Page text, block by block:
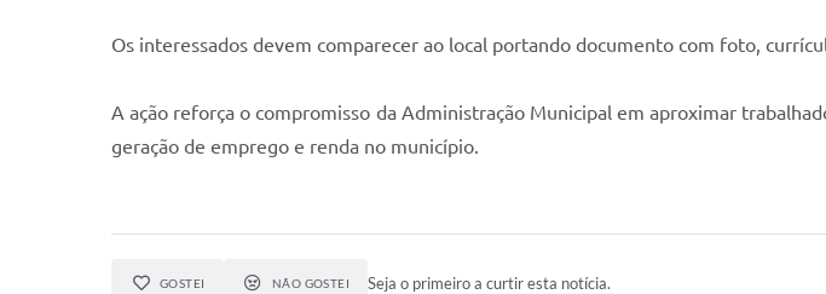
Os interessados devem comparecer ao local portando documento com foto,
A ação reforça o compromisso da Administração Municipal em aproximar
geração de emprego e renda no município.
GOSTEI NÃO GOSTEI Seja o primeiro a curtir esta notícia.